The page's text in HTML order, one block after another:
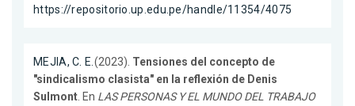
https://repositorio.up.edu.pe/handle/11354/4075
MEJIA, C. E.(2023). Tensiones del concepto de
"sindicalismo clasista" en la reflexión de Denis
Sulmont. En LAS PERSONAS Y EL MUNDO DEL TRABAJO